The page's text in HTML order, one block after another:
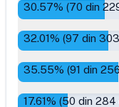
30.57% (70 din
32.01% (97 din 303
35.55% (91 din 256
17.61% (50 din 284